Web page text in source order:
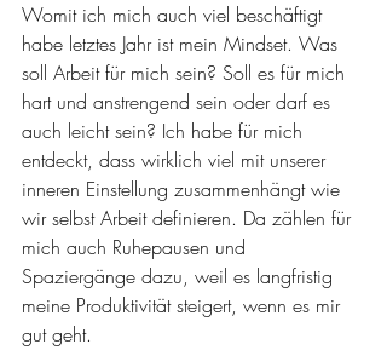
Womit ich mich auch viel beschäftigt
habe letztes Jahr ist mein Mindset. Was
soll Arbeit für mich sein? Soll es für mich
hart und anstrengend sein oder darf es
auch leicht sein? Ich habe für mich
entdeckt, dass wirklich viel mit unserer
inneren Einstellung zusammenhängt wie
wir selbst Arbeit definieren. Da zählen für
mich auch Ruhepausen und
Spaziergänge dazu, weil es langfristig
meine Produktivität steigert, wenn es mir
gut geht.